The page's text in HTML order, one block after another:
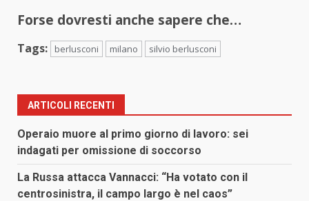
Forse dovresti anche sapere che…
Tags: berlusconi milano silvio berlusconi
ARTICOLI RECENTI
Operaio muore al primo giorno di lavoro: sei
indagati per omissione di soccorso
La Russa attacca Vannacci: “Ha votato con il
centrosinistra, il campo largo è nel caos”